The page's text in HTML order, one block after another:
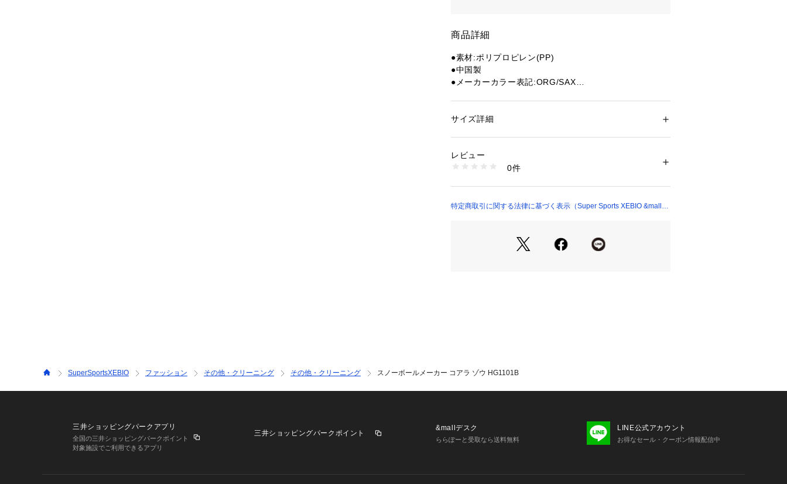
商品詳細
●素材:ポリプロピレン(PP)
●中国製
●メーカーカラー表記:ORG/SAX
●ゆきだま・すなだまメーカ
ます。
記と異なる場合があります。
※掲載の価格・製品のパッケージ・デザイン・仕様につ
いて、予告なく変更することがあります。あらかじめご
性別：キッズ・ベビー
1540000389390
サイズ詳細
レビュー
0件
特定商取引に関する法律に基づく表示（Super Sports XEBIO &mall
SuperSportsXEBIO ファッション その他・クリーニング その他・クリーニング スノーボールメーカー コアラ ゾウ HG1101B
三井ショッピングパークアプリ
全国の三井ショッピングパークポイント
対象施設でご利用できるアプリ
三井ショッピングパークポイント
&mallデスク
ららぽーと受取なら送料無料
LINE公式アカウント
お得なセール・クーポン情報配信中